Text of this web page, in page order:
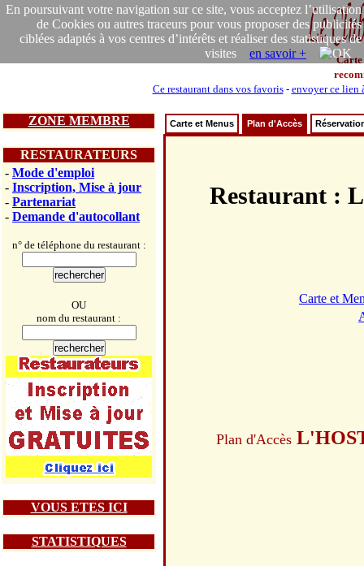
En poursuivant votre navigation sur ce site, vous acceptez l’utilisation
de Cookies ou autres traceurs pour vous proposer des publicités
ciblées adaptés à vos centres d’intérêts et réaliser des statistiques de
visites en savoir +
Carte
Ce restaurant dans vos favoris- envoyer ce lien
ZONE MEMBRE
RESTAURATEURS
- Mode d'emploi
- Inscription, Mise à jour
- Partenariat
- Demande d'autocollant
n° de téléphone du restaurant :
OU
nom du restaurant :
VOUS ETES ICI
STATISTIQUES
Carte et Menus Plan d'Accès
Restaurant :
Carte et
Plan d'Accès